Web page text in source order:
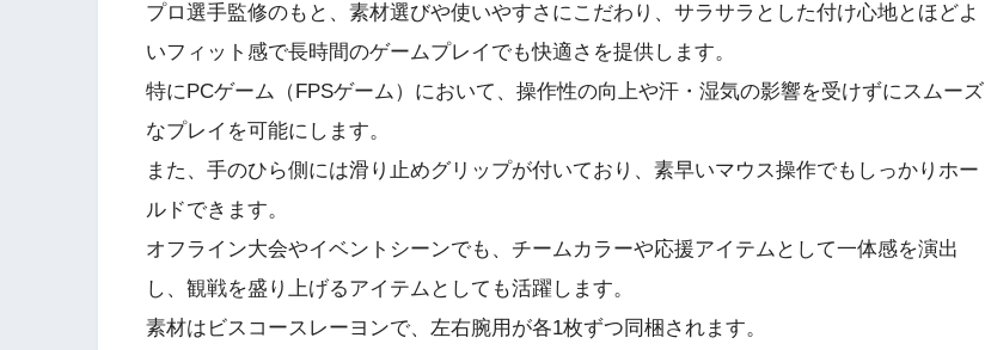
プロ選手監修のもと、素材選びや使いやすさにこだわり、サラサラとした付け心地とほどよ
いフィット感で長時間のゲームプレイでも快適さを提供します。
特にPCゲーム（FPSゲーム）において、操作性の向上や汗・湿気の影響を受けずにスムーズ
なプレイを可能にします。
また、手のひら側には滑り止めグリップが付いており、素早いマウス操作でもしっかりホー
ルドできます。
オフライン大会やイベントシーンでも、チームカラーや応援アイテムとして一体感を演出
し、観戦を盛り上げるアイテムとしても活躍します。
素材はビスコースレーヨンで、左右腕用が各1枚ずつ同梱されます。